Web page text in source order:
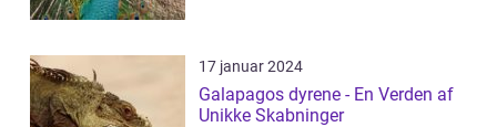
17 januar 2024
Galapagos dyrene - En Verden af
Unikke Skabninger